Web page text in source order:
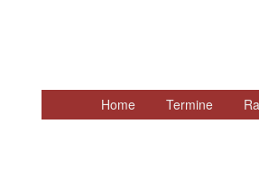
Zum
Home Termine